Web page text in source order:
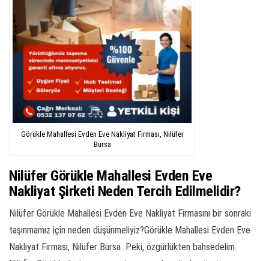
Görükle Mahallesi Evden Eve Nakliyat Firması, Nilüfer
Bursa
Nilüfer Görükle Mahallesi Evden Eve
Nakliyat Şirketi Neden Tercih Edilmelidir?
Nilüfer Görükle Mahallesi Evden Eve Nakliyat Firmasını bir sonraki
taşınmamız için neden düşünmeliyiz?Görükle Mahallesi Evden Eve
Nakliyat Firması, Nilüfer Bursa Peki, özgürlükten bahsedelim.